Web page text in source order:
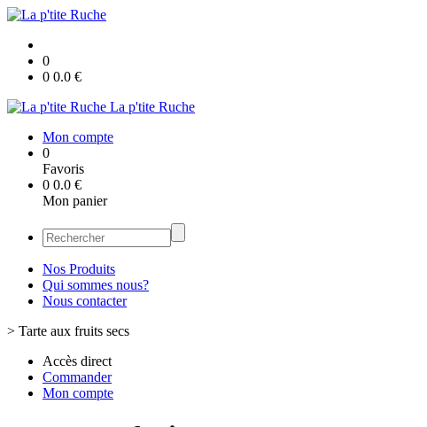
0
0 0.0 €
La p'tite Ruche
Mon compte
0
Favoris
0 0.0 €
Mon panier
Nos Produits
Qui sommes nous?
Nous contacter
> Tarte aux fruits secs
Accès direct
Commander
Mon compte